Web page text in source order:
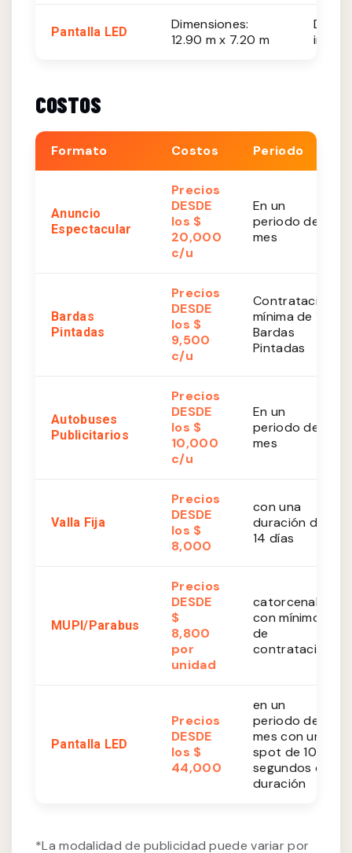
Pantalla LED
Dimensiones:
12.90 m x 7.20 m
De
COSTOS
Formato Costos Periodo
Anuncio
Espectacular
Precios
DESDE
los $
20,000
c/u
En un
periodo de 1
mes
Bardas
Pintadas
Precios
DESDE
los $
9,500
c/u
Contratación
mínima de 10
Bardas
Pintadas
Autobuses
Publicitarios
Precios
DESDE
los $
10,000
c/u
En un
periodo de 1
mes
Valla Fija
Precios
DESDE
los $
8,000
con una
duración de
14 días
MUPI/Parabus
Precios
DESDE
$
8,800
por
unidad
catorcenales
con mínimo
de
contratación
Pantalla LED
Precios
DESDE
los $
44,000
en un
periodo de 1
mes con un
spot de 10
segundos de
duración
*La modalidad de publicidad puede variar por